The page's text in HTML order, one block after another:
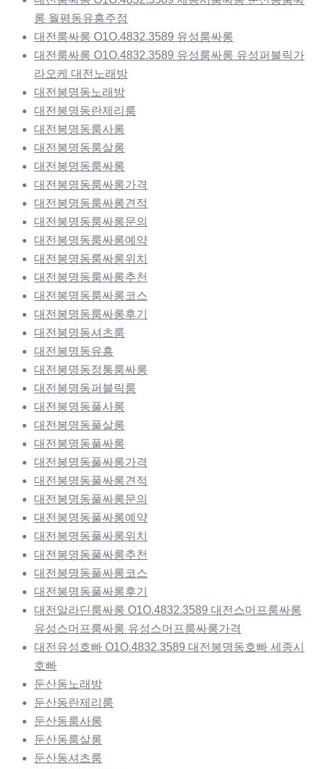
롱 월평동유흥주점
대전룸싸롱 O1O.4832.3589 유성룸싸롱
대전룸싸롱 O1O.4832.3589 유성룸싸롱 유성퍼블릭가
라오케 대전노래방
대전봉명동노래방
대전봉명동란제리룸
대전봉명동룸사롱
대전봉명동룸살롱
대전봉명동룸싸롱
대전봉명동룸싸롱가격
대전봉명동룸싸롱견적
대전봉명동룸싸롱문의
대전봉명동룸싸롱예약
대전봉명동룸싸롱위치
대전봉명동룸싸롱추천
대전봉명동룸싸롱코스
대전봉명동룸싸롱후기
대전봉명동셔츠룸
대전봉명동유흥
대전봉명동정통룸싸롱
대전봉명동퍼블릭룸
대전봉명동풀사롱
대전봉명동풀살롱
대전봉명동풀싸롱
대전봉명동풀싸롱가격
대전봉명동풀싸롱견적
대전봉명동풀싸롱문의
대전봉명동풀싸롱예약
대전봉명동풀싸롱위치
대전봉명동풀싸롱추천
대전봉명동풀싸롱코스
대전봉명동풀싸롱후기
대전알라딘룸싸롱 O1O.4832.3589 대전스머프룸싸롱
유성스머프룸싸롱 유성스머프룸싸롱가격
대전유성호빠 O1O.4832.3589 대전봉명동호빠 세종시
호빠
둔산동노래방
둔산동란제리룸
둔산동룸사롱
둔산동룸살롱
둔산동셔츠룸